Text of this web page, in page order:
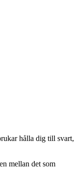
hålla dig till svart,
mellan det som